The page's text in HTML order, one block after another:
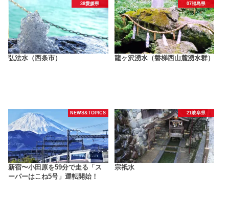
38愛媛県
弘法水（西条市）
07福島県
龍ヶ沢湧水（磐梯西山麓湧水群）
NEWS&TOPICS
新宿〜小田原を59分で走る「ス
ーパーはこね5号」運転開始！
21岐阜県
宗祇水